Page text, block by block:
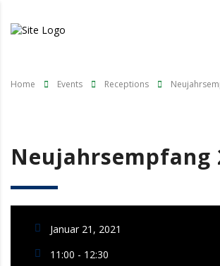
Home Events Receptions
Neujahrsempfang
Januar 21, 2021
11:00 - 12:30